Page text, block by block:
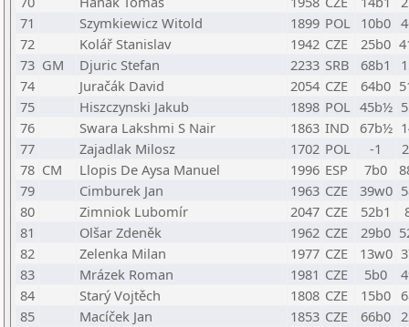
71
Szymkiewicz Witold 1899 POL 10b0
72
Kolář Stanislav 1942 CZE 25b0
73 GM Djuric Stefan 2233 SRB 68b1
74
Juračák David 2054 CZE 64b0
75
Hiszczynski Jakub 1898 POL 45b½
76
Swara Lakshmi S Nair 1863 IND 67b½
77
Zajadlak Milosz 1702 POL -1
78 CM Llopis De Aysa Manuel 1996 ESP 7b0
79
Cimburek Jan 1963 CZE 39w0
80
Zimniok Lubomír 2047 CZE 52b1
81
Olšar Zdeněk 1962 CZE 29b0
82
Zelenka Milan 1977 CZE 13w0
83
Mrázek Roman 1981 CZE 5b0
84
Starý Vojtěch 1808 CZE 15b0
85
Macíček Jan 1853 CZE 66b0